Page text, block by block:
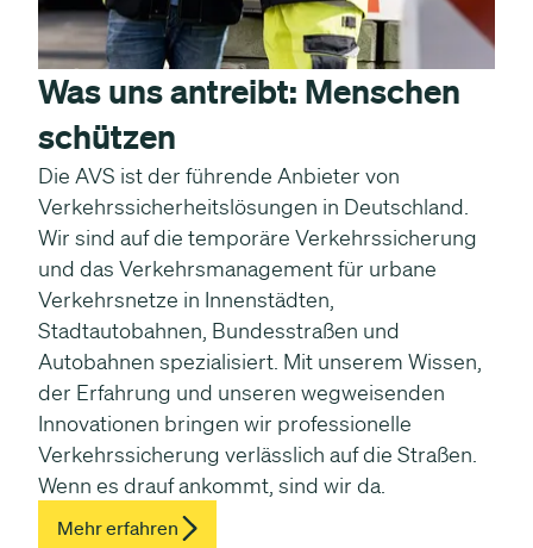
Was uns antreibt: Menschen
schützen
Die AVS ist der führende Anbieter von
Verkehrssicherheitslösungen in Deutschland.
Wir sind auf die temporäre Verkehrssicherung
und das Verkehrsmanagement für urbane
Verkehrsnetze in Innenstädten,
Stadtautobahnen, Bundesstraßen und
Autobahnen spezialisiert. Mit unserem Wissen,
der Erfahrung und unseren wegweisenden
Innovationen bringen wir professionelle
Verkehrssicherung verlässlich auf die Straßen.
Wenn es drauf ankommt, sind wir da.
Mehr erfahren